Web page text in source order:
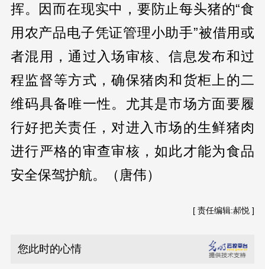
挥。因而在现实中，要防止每头猪的“食
用农产品电子凭证管理小助手”被借用或
者混用，通过入场审核、信息发布和过
程监督等方式，确保猪肉和货柜上的二
维码具备唯一性。尤其是市场方面要履
行好把关责任，对进入市场的生鲜猪肉
进行严格的审查审核，如此才能为食品
安全保驾护航。（唐伟）
[ 责任编辑:郝悦 ]
您此时的心情